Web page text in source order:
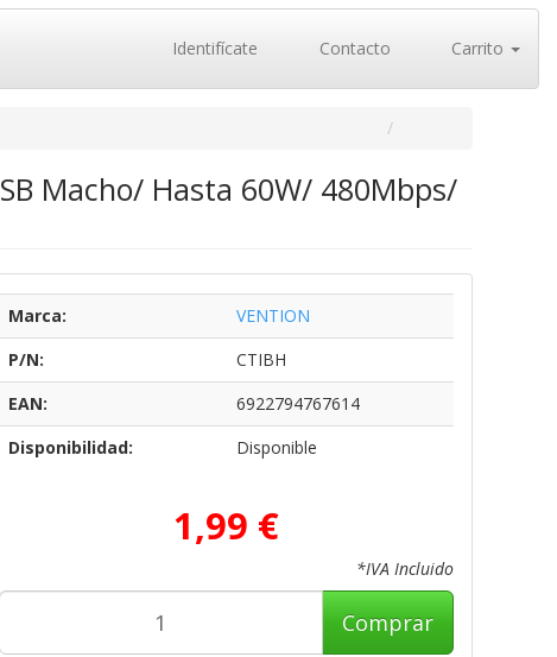
Identifícate Contacto Carrito
Macho/ Hasta 60W/ 480Mbps/
Marca:
VENTION
P/N:
CTIBH
EAN:
6922794767614
Disponibilidad:
Disponible
1,99 €
*IVA Incluido
Comprar